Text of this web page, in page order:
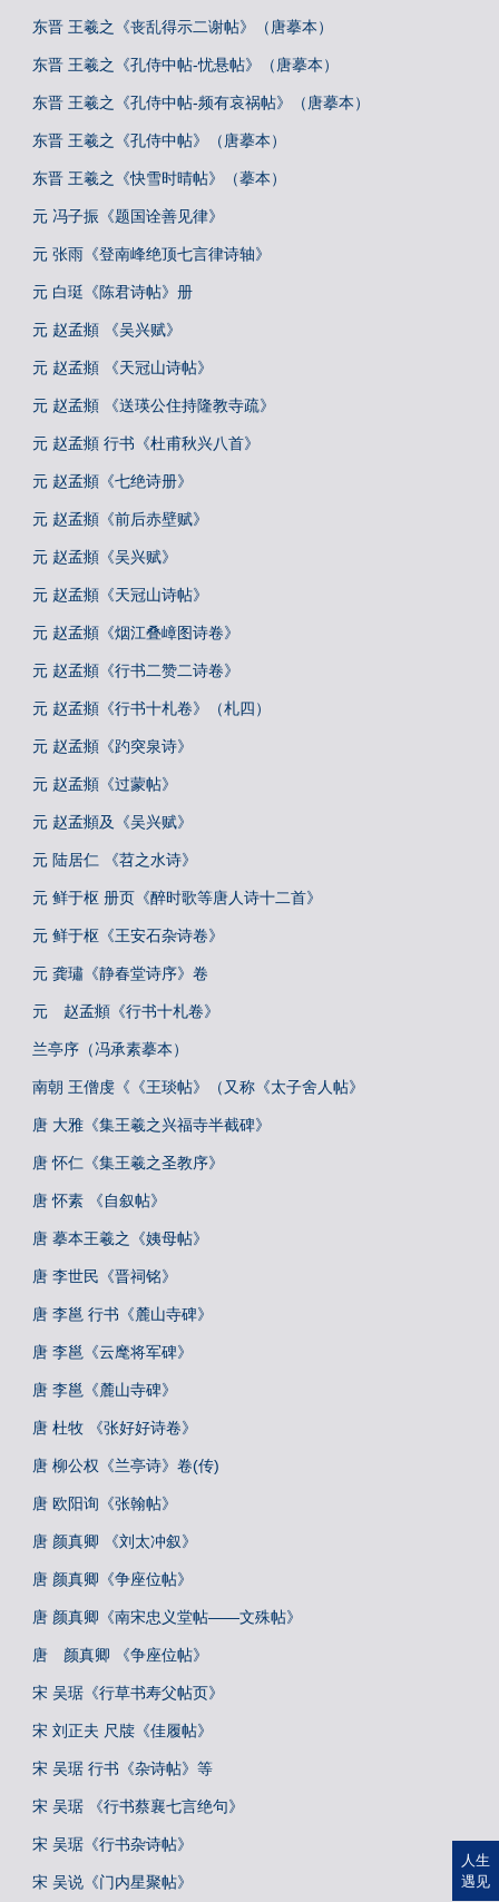
东晋 王羲之《丧乱得示二谢帖》（唐摹本）
东晋 王羲之《孔侍中帖-忧悬帖》（唐摹本）
东晋 王羲之《孔侍中帖-频有哀祸帖》（唐摹本）
东晋 王羲之《孔侍中帖》（唐摹本）
东晋 王羲之《快雪时晴帖》（摹本）
元 冯子振《题国诠善见律》
元 张雨《登南峰绝顶七言律诗轴》
元 白珽《陈君诗帖》册
元 赵孟頫 《吴兴赋》
元 赵孟頫 《天冠山诗帖》
元 赵孟頫 《送瑛公住持隆教寺疏》
元 赵孟頫 行书《杜甫秋兴八首》
元 赵孟頫《七绝诗册》
元 赵孟頫《前后赤壁赋》
元 赵孟頫《吴兴赋》
元 赵孟頫《天冠山诗帖》
元 赵孟頫《烟江叠嶂图诗卷》
元 赵孟頫《行书二赞二诗卷》
元 赵孟頫《行书十札卷》（札四）
元 赵孟頫《趵突泉诗》
元 赵孟頫《过蒙帖》
元 赵孟頫及《吴兴赋》
元 陆居仁 《苕之水诗》
元 鲜于枢 册页《醉时歌等唐人诗十二首》
元 鲜于枢《王安石杂诗卷》
元 龚璛《静春堂诗序》卷
元 赵孟頫《行书十札卷》
兰亭序（冯承素摹本）
南朝 王僧虔《《王琰帖》（又称《太子舍人帖》
唐 大雅《集王羲之兴福寺半截碑》
唐 怀仁《集王羲之圣教序》
唐 怀素 《自叙帖》
唐 摹本王羲之《姨母帖》
唐 李世民《晋祠铭》
唐 李邕 行书《麓山寺碑》
唐 李邕《云麾将军碑》
唐 李邕《麓山寺碑》
唐 杜牧 《张好好诗卷》
唐 柳公权《兰亭诗》卷(传)
唐 欧阳询《张翰帖》
唐 颜真卿 《刘太冲叙》
唐 颜真卿《争座位帖》
唐 颜真卿《南宋忠义堂帖——文殊帖》
唐 颜真卿 《争座位帖》
宋 吴琚《行草书寿父帖页》
宋 刘正夫 尺牍《佳履帖》
宋 吴琚 行书《杂诗帖》等
宋 吴琚 《行书蔡襄七言绝句》
宋 吴琚《行书杂诗帖》
宋 吴说《门内星聚帖》
人生
遇见